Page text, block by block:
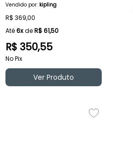
Vendido por: kipling
R$ 369,00
Até6xdeR$ 61,50
R$ 350,55
No Pix
Ver Produto